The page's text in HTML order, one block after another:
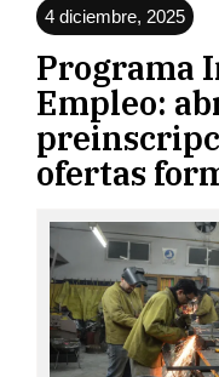
4 diciembre, 2025
Programa
Empleo:
ofertas